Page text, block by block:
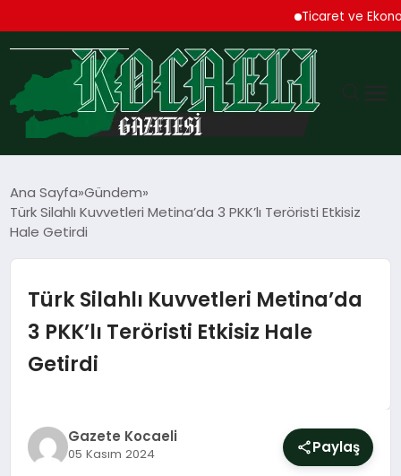
Ticaret ve Ekonomik
TEKNOLOJI
MAGAZIN
YAŞAM
Ana Sayfa Gündem
Türk Silahlı Kuvvetleri Metina’da 3 PKK’lı Teröristi Etkisiz
Hale Getirdi
Türk Silahlı Kuvvetleri Metina’da
3 PKK’lı Teröristi Etkisiz Hale
Getirdi
Gazete Kocaeli
05 Kasım 2024 Paylaş